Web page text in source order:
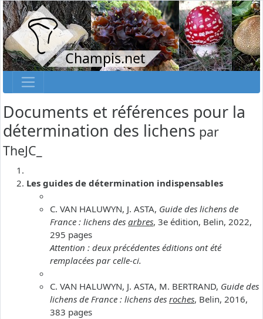
Champis.net
Documents et références pour la
détermination des lichens par
TheJC_
Les guides de détermination indispensables
C. VAN HALUWYN, J. ASTA, Guide des lichens de
France : lichens des arbres, 3e édition, Belin, 2022,
295 pages
Attention : deux précédentes éditions ont été
remplacées par celle-ci.
C. VAN HALUWYN, J. ASTA, M. BERTRAND, Guide des
lichens de France : lichens des roches, Belin, 2016,
383 pages